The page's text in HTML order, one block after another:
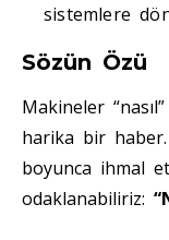
sistemlere
Sözün Özü
Makineler
harika bir
boyunca ihmal
odaklanabiliriz: